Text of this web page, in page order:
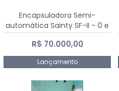
Encapsuladora Semi-
automática Sainty SF-II - 0 e
00
R$ 70.000,00
Lançamento